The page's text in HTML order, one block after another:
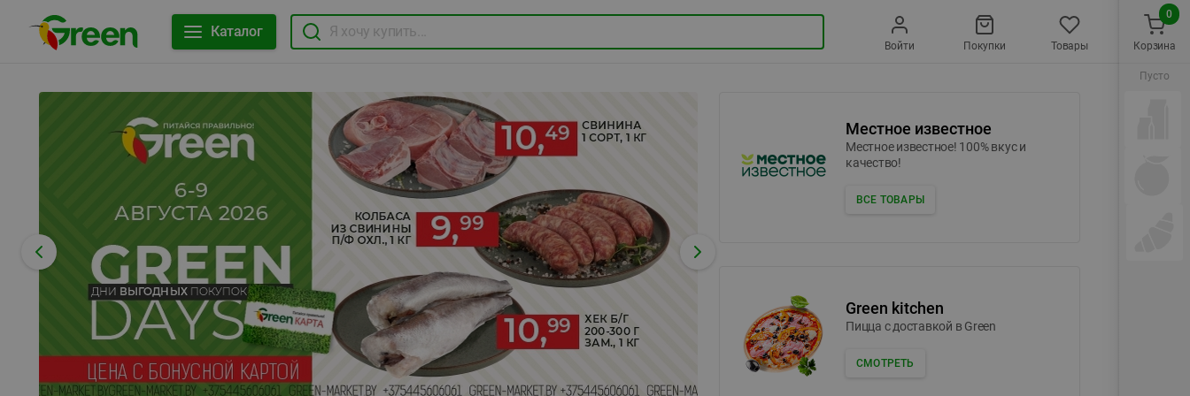
Каталог
Войти Покупки Товары
Местное известное
Местное известное! 100% вкус и
качество!
ВСЕ ТОВАРЫ
Green kitchen
Пицца c доставкой в Green
СМОТРЕТЬ
Корзина
0
Пусто